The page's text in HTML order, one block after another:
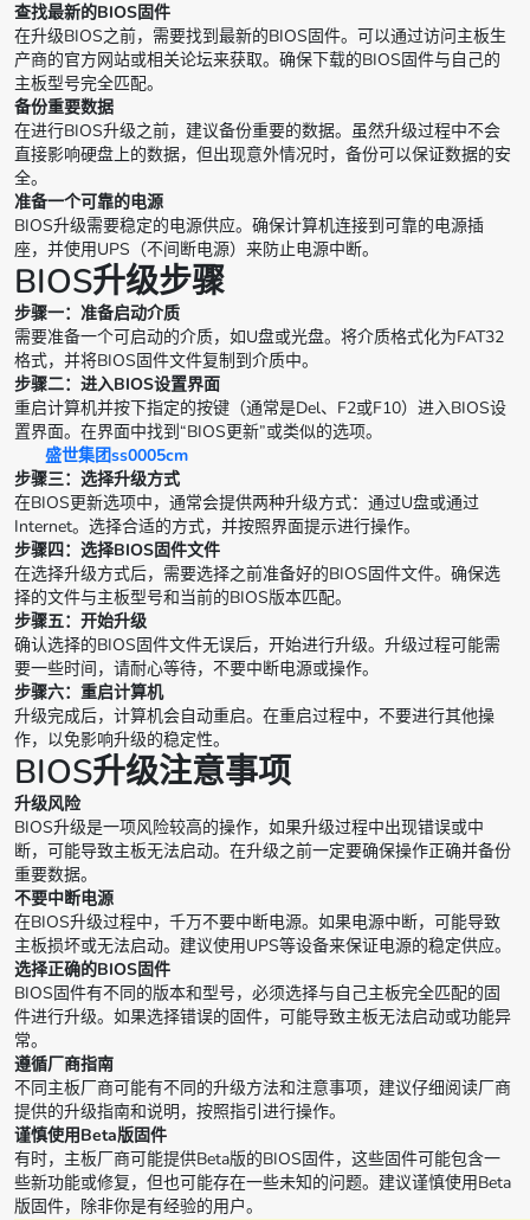
查找最新的BIOS固件
在升级BIOS之前，需要找到最新的BIOS固件。可以通过访问主板生
产商的官方网站或相关论坛来获取。确保下载的BIOS固件与自己的
主板型号完全匹配。
备份重要数据
在进行BIOS升级之前，建议备份重要的数据。虽然升级过程中不会
直接影响硬盘上的数据，但出现意外情况时，备份可以保证数据的安
全。
准备一个可靠的电源
BIOS升级需要稳定的电源供应。确保计算机连接到可靠的电源插
座，并使用UPS（不间断电源）来防止电源中断。
BIOS升级步骤
步骤一：准备启动介质
需要准备一个可启动的介质，如U盘或光盘。将介质格式化为FAT32
格式，并将BIOS固件文件复制到介质中。
步骤二：进入BIOS设置界面
重启计算机并按下指定的按键（通常是Del、F2或F10）进入BIOS设
置界面。在界面中找到“BIOS更新”或类似的选项。
盛世集团ss0005cm
步骤三：选择升级方式
在BIOS更新选项中，通常会提供两种升级方式：通过U盘或通过
Internet。选择合适的方式，并按照界面提示进行操作。
步骤四：选择BIOS固件文件
在选择升级方式后，需要选择之前准备好的BIOS固件文件。确保选
择的文件与主板型号和当前的BIOS版本匹配。
步骤五：开始升级
确认选择的BIOS固件文件无误后，开始进行升级。升级过程可能需
要一些时间，请耐心等待，不要中断电源或操作。
步骤六：重启计算机
升级完成后，计算机会自动重启。在重启过程中，不要进行其他操
作，以免影响升级的稳定性。
BIOS升级注意事项
升级风险
BIOS升级是一项风险较高的操作，如果升级过程中出现错误或中
断，可能导致主板无法启动。在升级之前一定要确保操作正确并备份
重要数据。
不要中断电源
在BIOS升级过程中，千万不要中断电源。如果电源中断，可能导致
主板损坏或无法启动。建议使用UPS等设备来保证电源的稳定供应。
选择正确的BIOS固件
BIOS固件有不同的版本和型号，必须选择与自己主板完全匹配的固
件进行升级。如果选择错误的固件，可能导致主板无法启动或功能异
常。
遵循厂商指南
不同主板厂商可能有不同的升级方法和注意事项，建议仔细阅读厂商
提供的升级指南和说明，按照指引进行操作。
谨慎使用Beta版固件
有时，主板厂商可能提供Beta版的BIOS固件，这些固件可能包含一
些新功能或修复，但也可能存在一些未知的问题。建议谨慎使用Beta
版固件，除非你是有经验的用户。